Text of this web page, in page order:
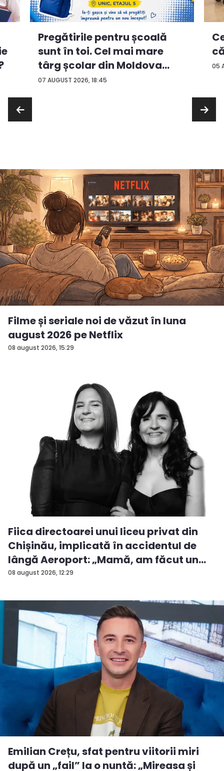
07 AUGUST 2026, 18:45
Pregătirile pentru școală
sunt în toi. Cel mai mare
târg școlar din Moldova
con...
05
08 august 2026, 15:29
Filme și seriale noi de văzut în luna
august 2026 pe Netflix
08 august 2026, 12:29
Fiica directoarei unui liceu privat din
Chișinău, implicată în accidentul de
lângă Aeroport: „Mamă, am făcut un
ac...
Emilian Crețu, sfat pentru viitorii miri
după un „fail” la o nuntă: „Mireasa și